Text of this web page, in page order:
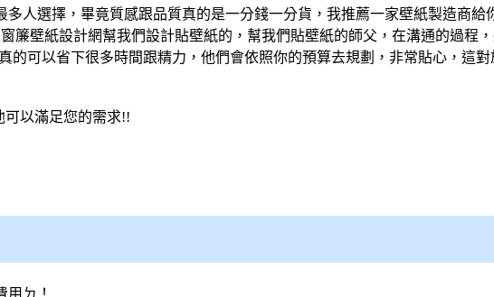
人選擇，畢竟質感跟品質真的是一分錢一分貨，我推薦一家壁紙製造商給
窗簾壁紙設計網幫我們設計貼壁紙的，幫我們貼壁紙的師父，在溝通的過程，
的可以省下很多時間跟精力，他們會依照你的預算去規劃，非常貼心，這
可以滿足您的需求!!
ㄉ！